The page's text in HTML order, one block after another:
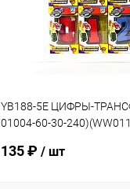
YB188-5E ЦИФРЫ-
01004-60-30-
135 ₽ / шт